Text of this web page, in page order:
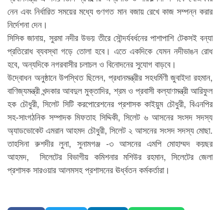
নেন এবং নির্ধারিত সময়ের মধ্যে গুণগত মান বজায় রেখে কাজ সম্পন্ন করার
নির্দেশনা দেন।
সিসিক জানায়, সুরমা নদীর উভয় তীরে সৌন্দর্যবর্ধনের পাশাপাশি টেকসই বন্যা
প্রতিরোধ ব্যবস্থা গড়ে তোলা হবে। এতে একদিকে যেমন নদীভাঙন রোধ
হবে, অন্যদিকে নগরবাসীর চলাচল ও বিনোদনের সুযোগ বাড়বে।
উদ্বোধন অনুষ্ঠানে উপস্থিত ছিলেন, প্রধানমন্ত্রীর সহধর্মিণী জুবাইদা রহমান,
বাণিজ্যমন্ত্রী খন্দকার আবদুল মুক্তাদির, শ্রম ও প্রবাসী কল্যাণমন্ত্রী আরিফুল
হক চৌধুরী, সিলেট সিটি করপোরেশনের প্রশাসক কাইয়ুম চৌধুরী, বিএনপির
সহ-সাংগঠনিক সম্পাদক মিফতাহ সিদ্দিকী, সিলেট ৬ আসনের সংসদ সদস্য
অ্যাডভোকেট এমরান আহমদ চৌধুরী, সিলেট ২ আসনের সংসদ সদস্য মোছা.
তাহসিনা রুশদীর লুনা, সুনামগঞ্জ -৩ আসনের এমপি মোহাম্মদ কয়ছর
আহমদ, সিলেটের বিভাগীয় কমিশনার মশিউর রহমান, সিলেটের জেলা
প্রশাসক সারওয়ার আলমসহ প্রশাসনের ঊর্ধ্বতন কর্মকর্তারা।